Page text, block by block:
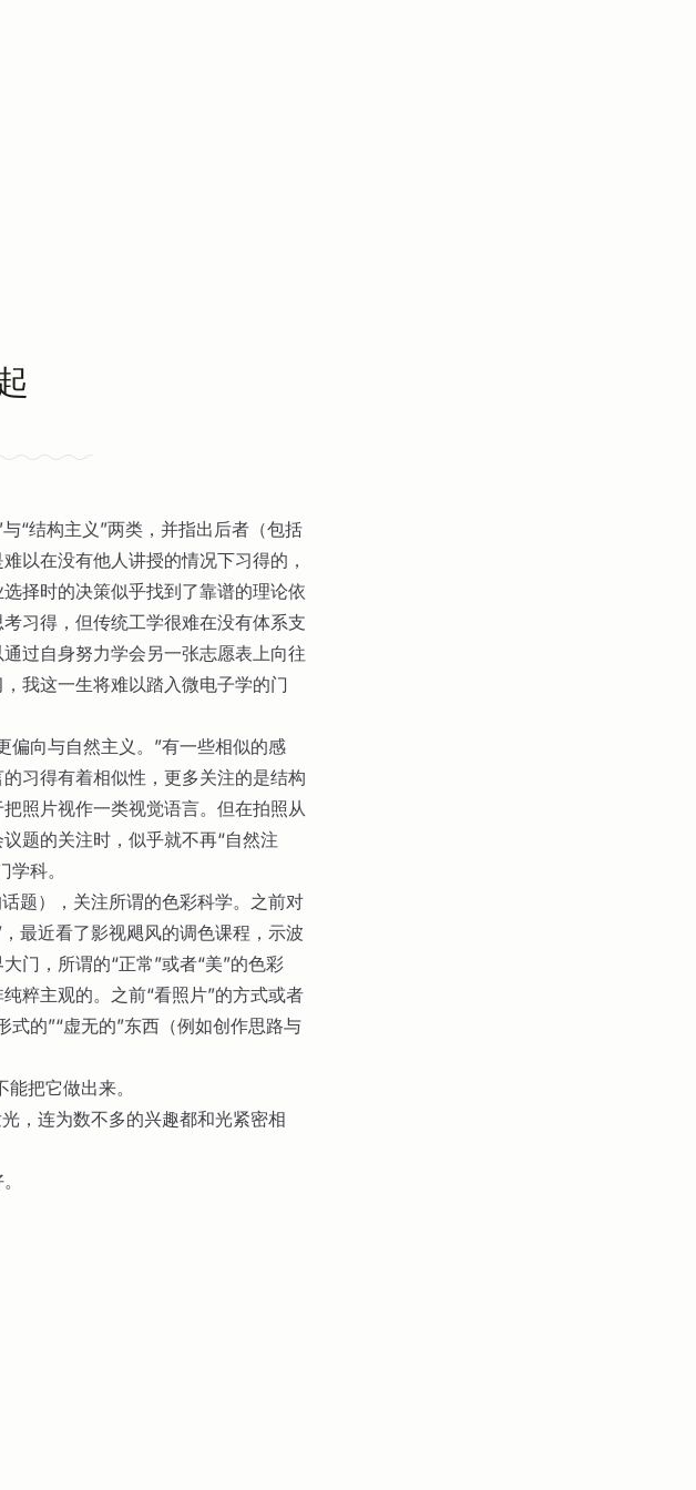
“结构主义”两类，并指出后者（包括
以在没有他人讲授的情况下习得的，
择时的决策似乎找到了靠谱的理论依
习得，但传统工学很难在没有体系支
过自身努力学会另一张志愿表上向往
我这一生将难以踏入微电子学的门
偏向与自然主义。”有一些相似的感
习得有着相似性，更多关注的是结构
照片视作一类视觉语言。但在拍照从
题的关注时，似乎就不再“自然注
科。
题），关注所谓的色彩科学。之前对
最近看了影视飓风的调色课程，示波
门，所谓的“正常”或者“美”的色彩
粹主观的。之前“看照片”的方式或者
的”“虚无的”东西（例如创作思路与
把它做出来。
，连为数不多的兴趣都和光紧密相